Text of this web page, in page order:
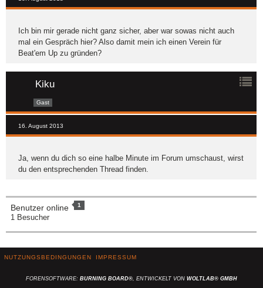
Ich bin mir gerade nicht ganz sicher, aber war sowas nicht auch
mal ein Gespräch hier? Also damit mein ich einen Verein für
Beat'em Up zu gründen?
Kiku
Gast
16. August 2013
Ja, wenn du dich so eine halbe Minute im Forum umschaust, wirst
du den entsprechenden Thread finden.
Benutzer online 1
1 Besucher
NUTZUNGSBEDINGUNGEN IMPRESSUM
FORENSOFTWARE: BURNING BOARD®, ENTWICKELT VON WOLTLAB® GMBH